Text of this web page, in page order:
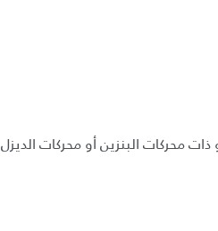
ذات محركات البنزين أو محركات الديزل